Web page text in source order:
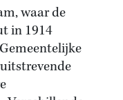
waar de
in 1914